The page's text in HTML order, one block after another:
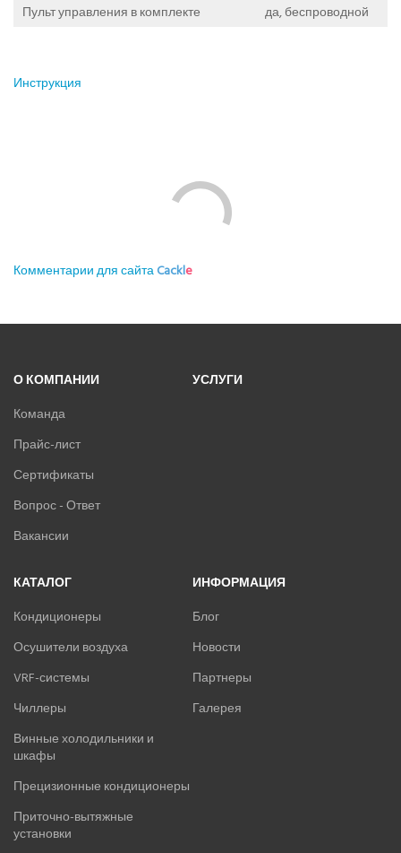
Пульт управления в комплекте
да, беспроводной
Инструкция
Комментарии для сайтаCackle
О КОМПАНИИ
Команда
Прайс-лист
Сертификаты
Вопрос - Ответ
Вакансии
УСЛУГИ
КАТАЛОГ
Кондиционеры
Осушители воздуха
VRF-системы
Чиллеры
Винные холодильники и
шкафы
Прецизионные кондиционеры
Приточно-вытяжные
установки
ИНФОРМАЦИЯ
Блог
Новости
Партнеры
Галерея